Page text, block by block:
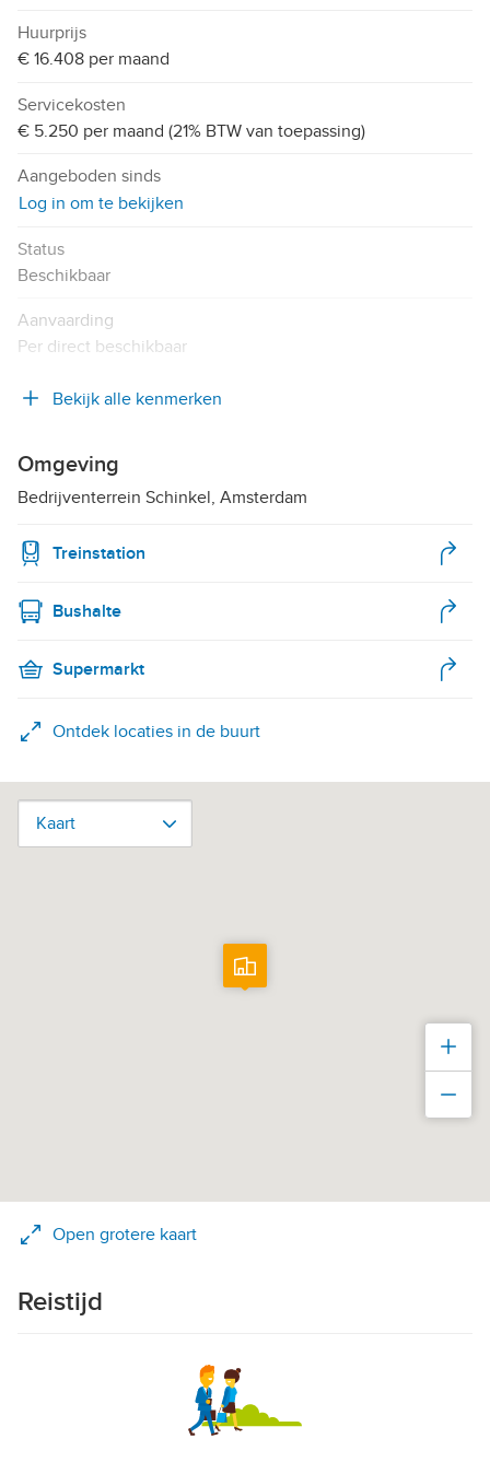
Huurprijs
€ 16.408 per maand
Servicekosten
€ 5.250 per maand (21% BTW van toepassing)
Aangeboden sinds
Log in om te bekijken
Status
Beschikbaar
Aanvaarding
Per direct beschikbaar
Bekijk alle kenmerken
Omgeving
Bedrijventerrein Schinkel, Amsterdam
Treinstation
Bushalte
Supermarkt
Ontdek locaties in de buurt
Kaart
Kaart
Open grotere kaart
Reistijd